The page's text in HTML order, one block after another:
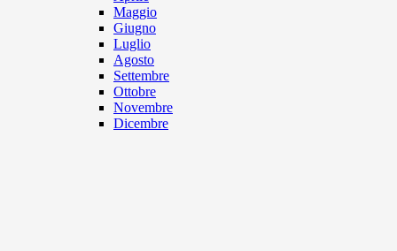
Maggio
Giugno
Luglio
Agosto
Settembre
Ottobre
Novembre
Dicembre